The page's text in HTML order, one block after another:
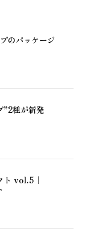
プのパ ッ ケージ
”2種が新発
ト vol.5｜